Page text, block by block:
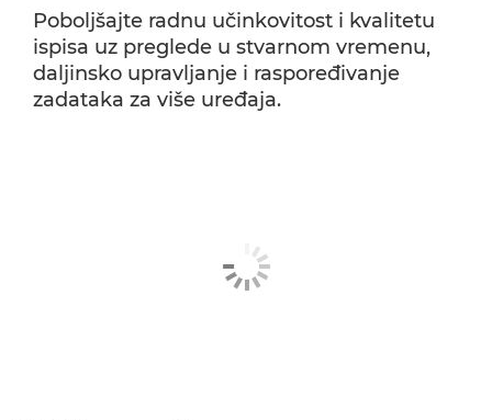
Poboljšajte radnu učinkovitost i kvalitetu
ispisa uz preglede u stvarnom vremenu,
daljinsko upravljanje i raspoređivanje
zadataka za više uređaja.